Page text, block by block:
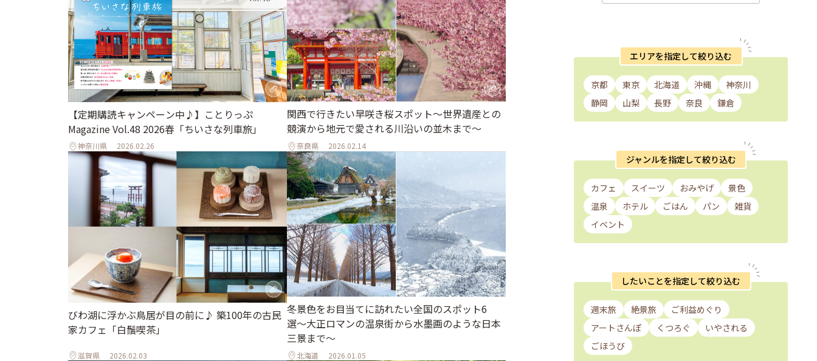
【定期購読キャンペーン中♪】ことりっぷ
Magazine Vol.48 2026春「ちいさな列車旅」
神奈川県 2026.02.26
関西で行きたい早咲き桜スポット〜世界遺産との
競演から地元で愛される川沿いの並木まで〜
奈良県 2026.02.14
びわ湖に浮かぶ鳥居が目の前に♪ 築100年の古民
家カフェ「白鬚喫茶」
滋賀県 2026.02.03
冬景色をお目当てに訪れたい全国のスポット6
選〜大正ロマンの温泉街から水墨画のような日本
三景まで〜
北海道 2026.01.05
エリアを指定して絞り込む
京都 東京 北海道 沖縄
神奈川
静岡
山梨 長野 奈良 鎌倉
ジャンルを指定して絞り込む
カフェ スイーツ おみやげ
景色
温泉
ホテル ごはん パン
雑貨
イベント
したいことを指定して絞り込む
週末旅 絶景旅
ご利益めぐり
アートさんぽ
くつろぐ
いやされる
ごほうび